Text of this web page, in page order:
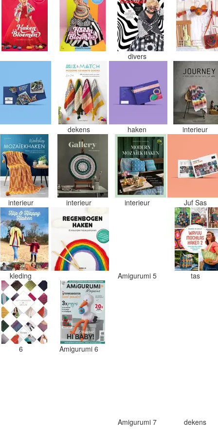
divers
dekens haken interieur
interieur interieur interieur Juf Sas
kleding Amigurumi 5 tas
6 Amigurumi 6
Amigurumi 7 dekens